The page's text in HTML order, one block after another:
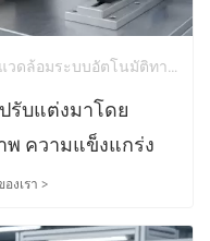
ในสภาพแวดล้อมระบบอัตโนมัติทางอุตสาหกรรมในปัจจุบัน ผู้ผลิตอยู่ภายใต้แรงกดดันอย่างต่อเนื่องเพื่อให้ได้แรงบิดที่มีความหนาแน่นสูงขึ้น ลดเสียงรบกวนจากการทำงาน ปรับปรุงความแม่นยำของตำแหน่ง และอายุการใช้งานของอุปกรณ์ที่ยาวนานขึ้น | 25/05/2026
รับแต่งมาโดย
พ ความแข็งแกร่ง
ย่างไร
งเรา >